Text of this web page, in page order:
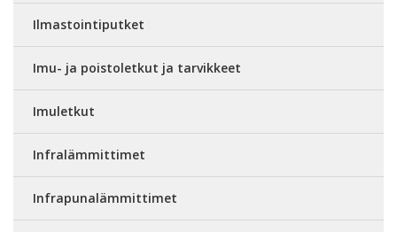
Ilmastointiputket
Imu- ja poistoletkut ja tarvikkeet
Imuletkut
Infralämmittimet
Infrapunalämmittimet